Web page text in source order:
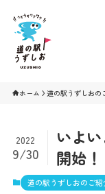
ホーム 道の駅うずしおの
いよ
開始！
2022
9/30
道の駅うずしおのご紹